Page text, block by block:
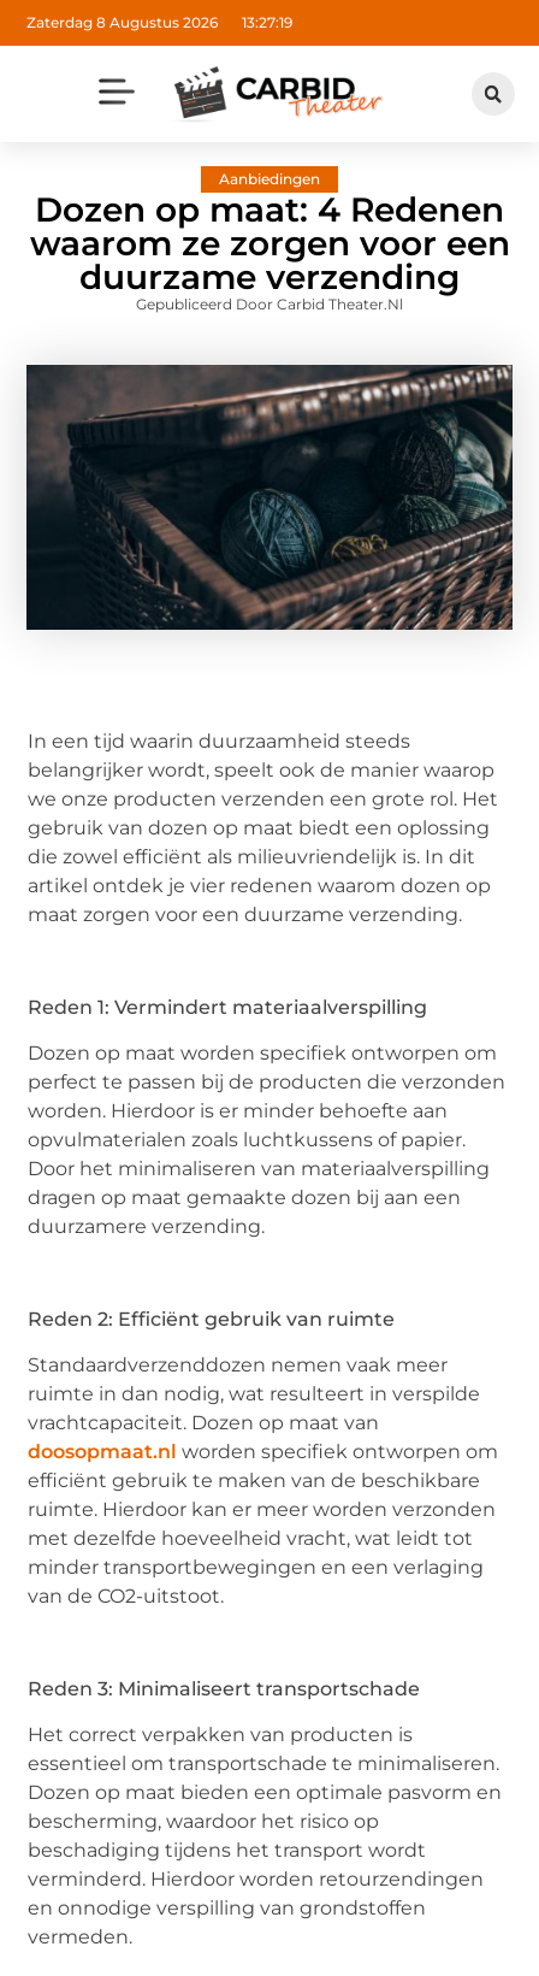
Zaterdag 8 Augustus 2026 13:27:20
Aanbiedingen
Dozen op maat: 4 Redenen
waarom ze zorgen voor een
duurzame verzending
Gepubliceerd Door Carbid Theater.nl
In een tijd waarin duurzaamheid steeds
belangrijker wordt, speelt ook de manier waarop
we onze producten verzenden een grote rol. Het
gebruik van dozen op maat biedt een oplossing
die zowel efficiënt als milieuvriendelijk is. In dit
artikel ontdek je vier redenen waarom dozen op
maat zorgen voor een duurzame verzending.
Reden 1: Vermindert materiaalverspilling
Dozen op maat worden specifiek ontworpen om
perfect te passen bij de producten die verzonden
worden. Hierdoor is er minder behoefte aan
opvulmaterialen zoals luchtkussens of papier.
Door het minimaliseren van materiaalverspilling
dragen op maat gemaakte dozen bij aan een
duurzamere verzending.
Reden 2: Efficiënt gebruik van ruimte
Standaardverzenddozen nemen vaak meer
ruimte in dan nodig, wat resulteert in verspilde
vrachtcapaciteit. Dozen op maat van
doosopmaat.nl worden specifiek ontworpen om
efficiënt gebruik te maken van de beschikbare
ruimte. Hierdoor kan er meer worden verzonden
met dezelfde hoeveelheid vracht, wat leidt tot
minder transportbewegingen en een verlaging
van de CO2-uitstoot.
Reden 3: Minimaliseert transportschade
Het correct verpakken van producten is
essentieel om transportschade te minimaliseren.
Dozen op maat bieden een optimale pasvorm en
bescherming, waardoor het risico op
beschadiging tijdens het transport wordt
verminderd. Hierdoor worden retourzendingen
en onnodige verspilling van grondstoffen
vermeden.